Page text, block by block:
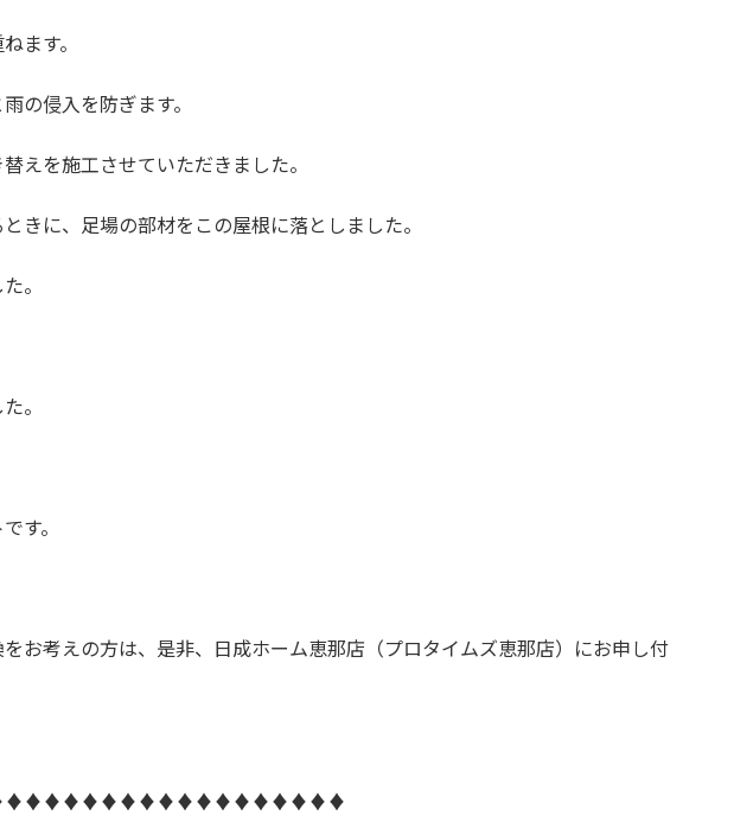
ます。
の侵入を防ぎます。
えを施工させていただきました。
きに、足場の部材をこの屋根に落としました。
。
。
す。
お考えの方は、是非、日成ホーム恵那店（プロタイムズ恵那店）にお申し付